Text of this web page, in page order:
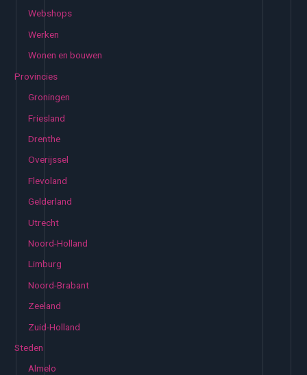
Webshops
Werken
Wonen en bouwen
Provincies
Groningen
Friesland
Drenthe
Overijssel
Flevoland
Gelderland
Utrecht
Noord-Holland
Limburg
Noord-Brabant
Zeeland
Zuid-Holland
Steden
Almelo